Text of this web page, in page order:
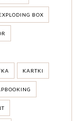
BOX
KARTKI